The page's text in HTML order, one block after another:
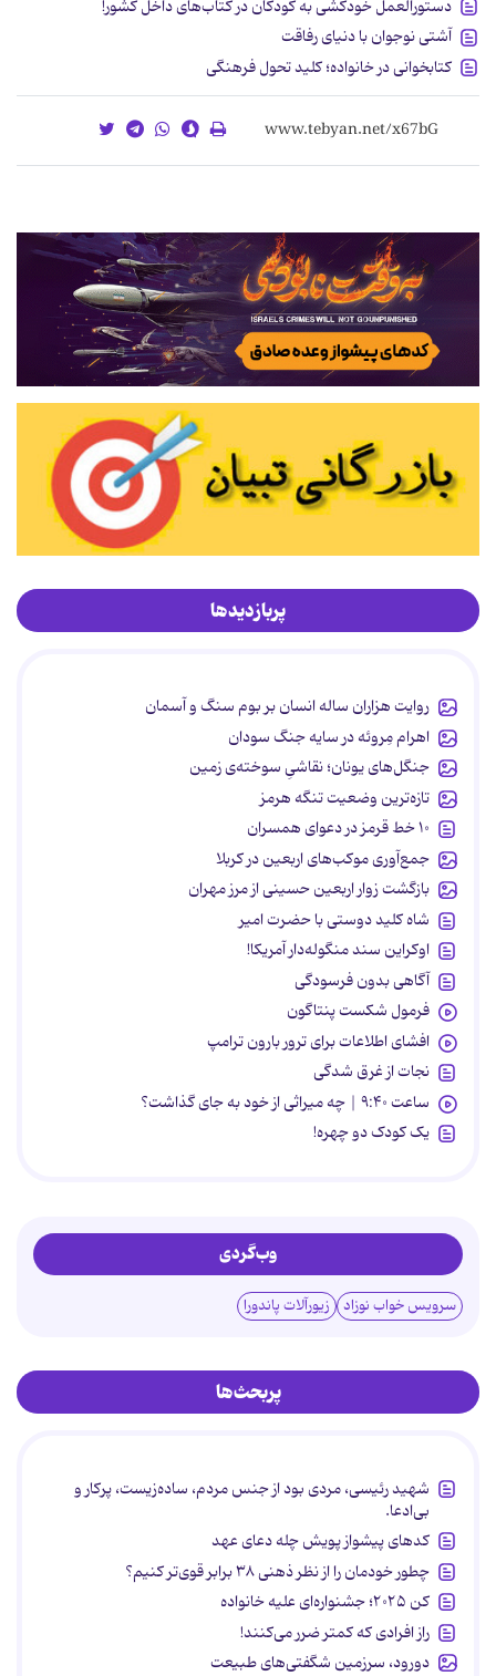
دستورالعمل خودکشی به کودکان در کتاب‌های داخل کشور!
آشتی نوجوان با دنیای رفاقت
کتابخوانی در خانواده؛ کلید تحول فرهنگی
پربازدیدها
روایت هزاران ساله انسان بر بوم سنگ و آسمان
اهرام مِروئه در سایه جنگ سودان
جنگل‌های یونان؛ نقاشیِ سوخته‌ی زمین
تازه‌ترین وضعیت تنگه هرمز
۱۰ خط قرمز در دعوای همسران
جمع‌آوری موکب‌های اربعین در کربلا
بازگشت زوار اربعین حسینی از مرز مهران
شاه کلید دوستی با حضرت امیر
اوکراین سند منگوله‌دار آمریکا!
آگاهی بدون فرسودگی
فرمول شکست پنتاگون
افشای اطلاعات برای ترور بارون ترامپ
نجات از غرق شدگی
ساعت ۹:۴۰ | چه میراثی از خود به جای گذاشت؟
یک کودک دو چهره!
وب‌گردی
سرویس خواب نوزاد زیورآلات پاندورا
پربحث‌ها
شهید رئیسی، مردی بود از جنس مردم، ساده‌زیست، پرکار و
بی‌ادعا.
کدهای پیشواز پویش چله دعای عهد
چطور خودمان را از نظر ذهنی ۳۸ برابر قوی‌تر کنیم؟
کن ۲۰۲۵؛ جشنواره‌ای علیه خانواده
راز افرادی که کمتر ضرر می‌کنند!
دورود، سرزمین شگفتی‌های طبیعت